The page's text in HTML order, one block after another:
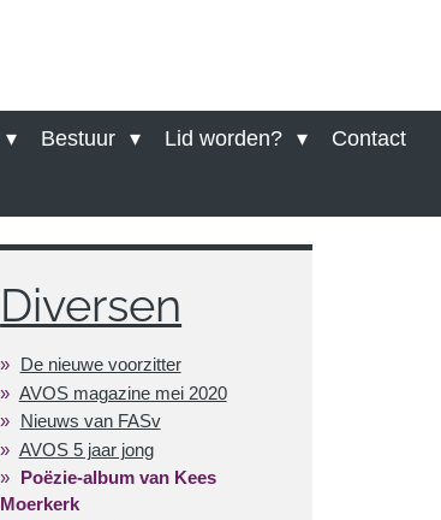
Bestuur Lid worden? Contact
Diversen
De nieuwe voorzitter
AVOS magazine mei 2020
Nieuws van FASv
AVOS 5 jaar jong
Poëzie-album van Kees
Moerkerk